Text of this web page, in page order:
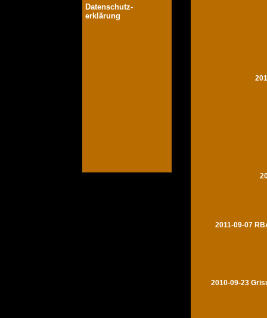
Datenschutz-
erklärung
2011-09-07
2010-09-23